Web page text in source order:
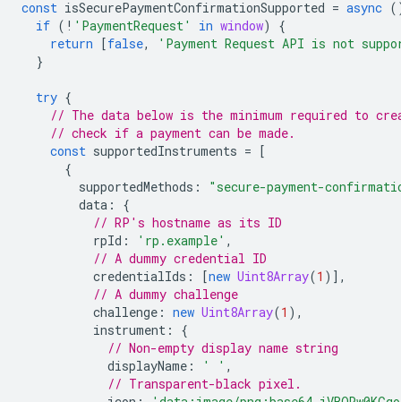
const isSecurePaymentConfirmationSupported = async
if ( ! 'PaymentRequest' in window)
{
return
[false,
'Payment Request API is not
}
try {
// The data below is the minimum required to
// check if a payment can be made.
const supportedInstruments =
[
{
supportedMethods :
"secure-payment-
data :
{
// RP's hostname as its ID
rpId : 'rp.example' ,
// A dummy credential ID
credentialIds : [new Uint8Array(1 )],
// A dummy challenge
challenge : new Uint8Array(1 ),
instrument :
{
// Non-empty display name string
displayName : ' ' ,
// Transparent-black pixel.